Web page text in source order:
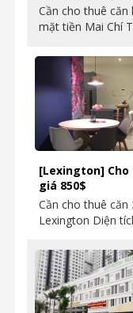
Cần cho thuê
mặt tiền Mai Chí
[Lexington]
giá 850$
Cần cho thuê
Lexington Diện